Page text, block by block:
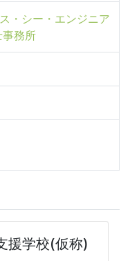
・シー・エンジニア
事務所
援学校(仮称)